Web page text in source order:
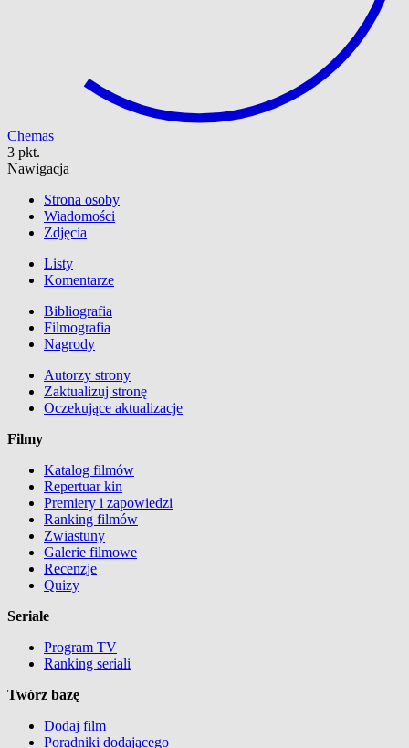
Chemas
3 pkt.
Nawigacja
Strona osoby
Wiadomości
Zdjęcia
Listy
Komentarze
Bibliografia
Filmografia
Nagrody
Autorzy strony
Zaktualizuj stronę
Oczekujące aktualizacje
Filmy
Katalog filmów
Repertuar kin
Premiery i zapowiedzi
Ranking filmów
Zwiastuny
Galerie filmowe
Recenzje
Quizy
Seriale
Program TV
Ranking seriali
Twórz bazę
Dodaj film
Poradniki dodającego